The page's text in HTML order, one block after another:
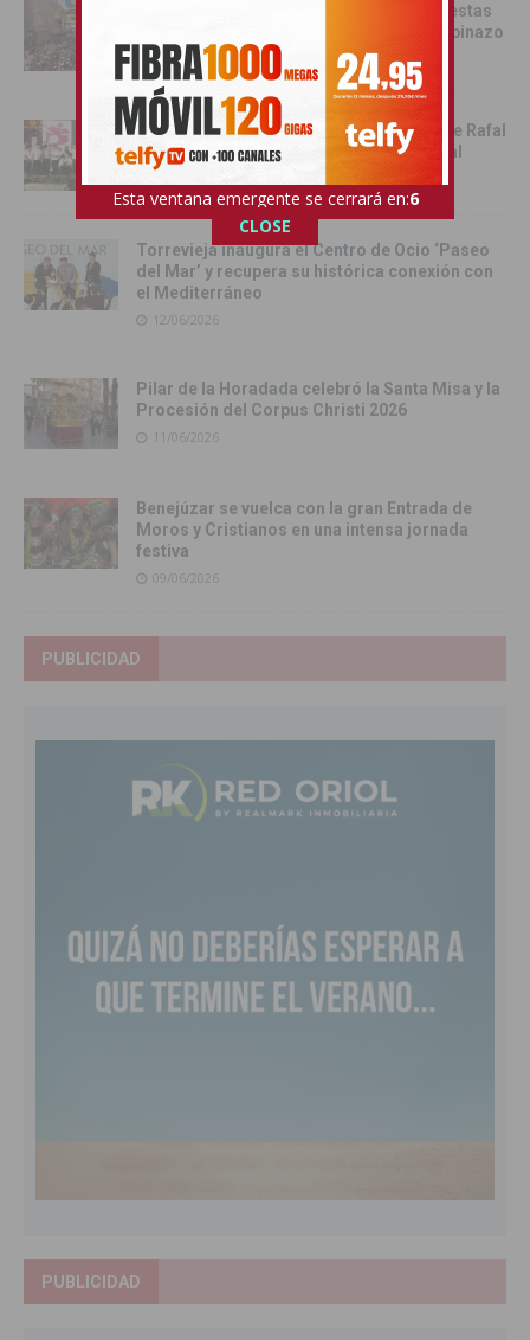
Catral da el pistoletazo de salida a las fiestas
de San Juan 2026 con el Festival del Chupinazo
13/06/2026
Rafal celebra la tercera edición del Día de Rafal
con historia, cultura y convivencia vecinal
Torrevieja inaugura el Centro de Ocio ‘Paseo
del Mar’ y recupera su histórica conexión con
el Mediterráneo
12/06/2026
Pilar de la Horadada celebró la Santa Misa y la
Procesión del Corpus Christi 2026
11/06/2026
Benejúzar se vuelca con la gran Entrada de
Moros y Cristianos en una intensa jornada
festiva
09/06/2026
PUBLICIDAD
PUBLICIDAD
Esta ventana emergente se cerrará en:4
CLOSE